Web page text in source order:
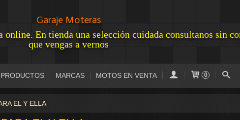
Garaje Moteras
En tienda una selección cuidada consultanos sin
que vengas a vernos
PRODUCTOS MARCAS MOTOS EN VENTA 0
EL Y ELLA